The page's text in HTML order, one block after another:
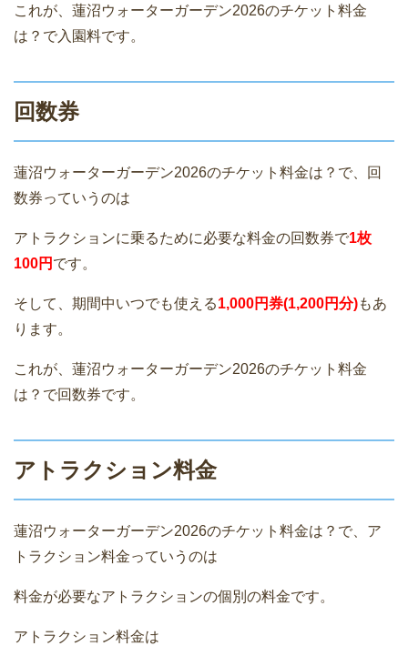
これが、蓮沼ウォーターガーデン2026のチケット料金
は？で入園料です。
回数券
蓮沼ウォーターガーデン2026のチケット料金は？で、回
数券っていうのは
アトラクションに乗るために必要な料金の回数券で1枚
100円 です。
そして、期間中いつでも使える1,000円券(1,200円分)もあ
ります。
これが、蓮沼ウォーターガーデン2026のチケット料金
は？で回数券です。
アトラクション料金
蓮沼ウォーターガーデン2026のチケット料金は？で、ア
トラクション料金っていうのは
料金が必要なアトラクションの個別の料金です。
アトラクション料金は